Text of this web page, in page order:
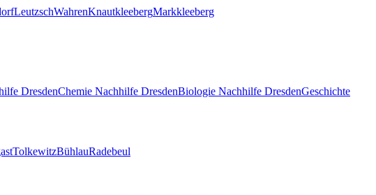
LeutzschWahrenKnautkleebergMarkkleeberg
DresdenChemie Nachhilfe DresdenBiologie Nachhilfe DresdenGeschichte
TolkewitzBühlauRadebeul